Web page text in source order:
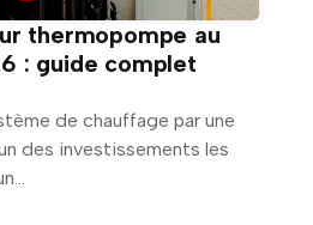
thermopompe au
: guide complet
de chauffage par une
des investissements les